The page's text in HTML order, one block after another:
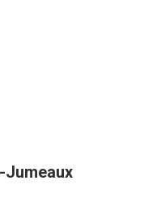
Jumeaux